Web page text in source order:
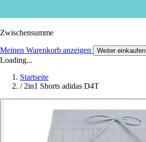
Zwischensumme
Meinen Warenkorb anzeigen Weiter einkaufen
Loading...
Startseite
/ 2in1 Shorts adidas D4T